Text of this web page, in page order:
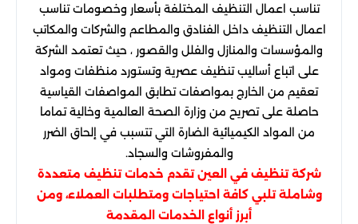
تناسب اعمال التنظيف المختلفة بأسعار وخصومات تناسب
اعمال التنظيف داخل الفنادق والمطاعم والشركات والمكاتب
والمؤسسات والمنازل والفلل والقصور ، حيث تعتمد الشركة
على اتباع أساليب تنظيف عصرية وتستورد منظفات ومواد
تعقيم من الخارج بمواصفات تطابق المواصفات القياسية
حاصلة على تصريح من وزارة الصحة العالمية وخالية تماما
من المواد الكيميائية الضارة التي تتسبب في إلحاق الضرر
والمفروشات والسجاد.
شركة تنظيف في العين تقدم خدمات تنظيف متعددة
وشاملة تلبي كافة احتياجات ومتطلبات العملاء، ومن
أبرز أنواع الخدمات المقدمة